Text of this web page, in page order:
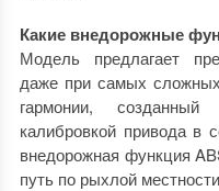
Какие внедорожные
Модель предлагает
даже при самых
гармонии,
калибровкой привода в
внедорожная функция
путь по рыхлой